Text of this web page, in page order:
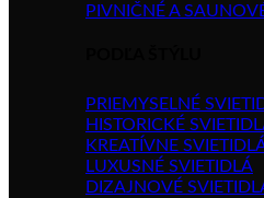
PIVNIČNÉ A
PRIEMYSELNÉ
HISTORICKÉ
KREATÍVNE
LUXUSNÉ SVIETIDLÁ
DIZAJNOVÉ